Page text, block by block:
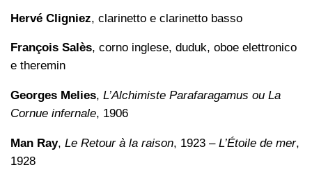
Hervé Cligniez, clarinetto e clarinetto basso
François Salès, corno inglese, duduk, oboe elettronico
e theremin
Georges Melies, L’Alchimiste Parafaragamus ou La
Cornue infernale, 1906
Man Ray, Le Retour à la raison, 1923 – L’Étoile de mer,
1928